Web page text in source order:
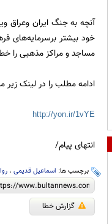
آنچه به جنگ ایران وعراق
خود بیشتر برسرمایه‌های
مساجد و مراکز مذهبی را خط
ادامه مطلب را در لینک زیر
http://yon.ir/1vYE
انتهای پیام/
برچسب ها: اسماعیل قدیمی،
گزارش خطا